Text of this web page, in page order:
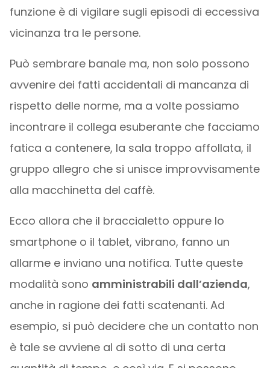
funzione è di vigilare sugli episodi di eccessiva
vicinanza tra le persone.
Può sembrare banale ma, non solo possono
avvenire dei fatti accidentali di mancanza di
rispetto delle norme, ma a volte possiamo
incontrare il collega esuberante che facciamo
fatica a contenere, la sala troppo affollata, il
gruppo allegro che si unisce improvvisamente
alla macchinetta del caffè.
Ecco allora che il braccialetto oppure lo
smartphone o il tablet, vibrano, fanno un
allarme e inviano una notifica. Tutte queste
modalità sono amministrabili dall’azienda,
anche in ragione dei fatti scatenanti. Ad
esempio, si può decidere che un contatto non
è tale se avviene al di sotto di una certa